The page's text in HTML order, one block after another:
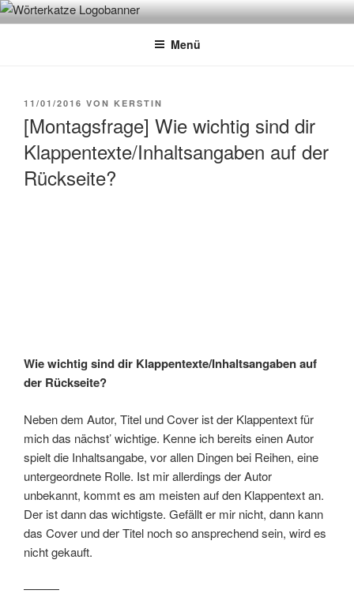
Zum
InhaltWÖRTERKATZE
Von Büchern erzählen
Menü
VERÖFFENTLICHT
11/01/2016 VON KERSTIN
[Montagsfrage] Wie wichtig sind dir
Klappentexte/Inhaltsangaben auf der
Rückseite?
Wie wichtig sind dir Klappentexte/Inhaltsangaben auf
der Rückseite?
Neben dem Autor, Titel und Cover ist der Klappentext für
mich das nächst’ wichtige. Kenne ich bereits einen Autor
spielt die Inhaltsangabe, vor allen Dingen bei Reihen, eine
untergeordnete Rolle. Ist mir allerdings der Autor
unbekannt, kommt es am meisten auf den Klappentext an.
Der ist dann das wichtigste. Gefällt er mir nicht, dann kann
das Cover und der Titel noch so ansprechend sein, wird es
nicht gekauft.
———